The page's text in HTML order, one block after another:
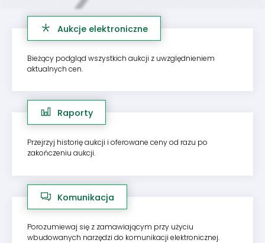
Aukcje elektroniczne
Bieżący podgląd wszystkich aukcji z uwzględnieniem
aktualnych cen.
Raporty
Przejrzyj historię aukcji i oferowane ceny od razu po
zakończeniu aukcji.
Komunikacja
Porozumiewaj się z zamawiającym przy użyciu
wbudowanych narzędzi do komunikacji elektronicznej.